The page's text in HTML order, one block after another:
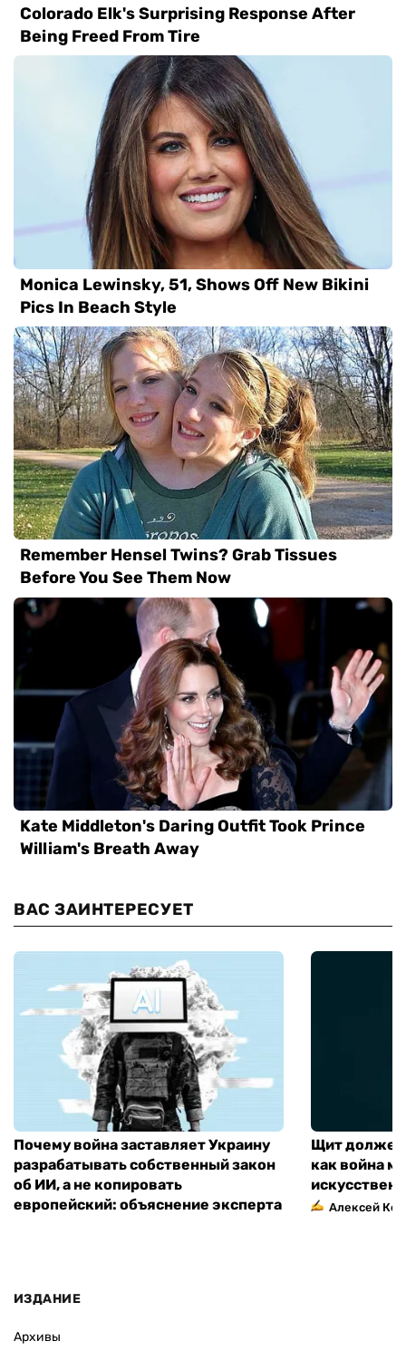
ВАС ЗАИНТЕРЕСУЕТ
Почему война заставляет Украину
разрабатывать собственный закон
об ИИ, а не копировать
европейский: объяснение эксперта
Щит должен
как война
Алексей
ИЗДАНИЕ
Архивы